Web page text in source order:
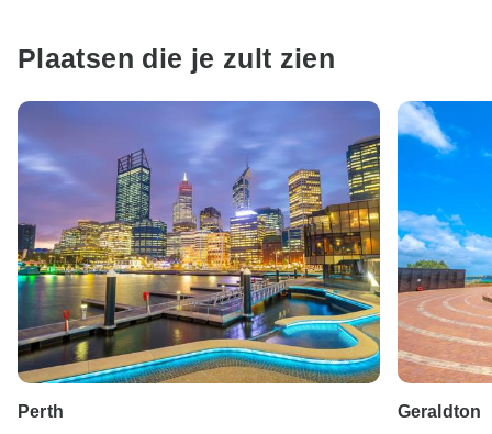
Plaatsen die je zult zien
Perth Geraldton